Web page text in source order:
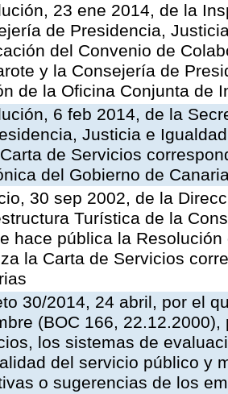
23 ene 2014, de la
de Presidencia,
del Convenio de
y la Consejería de
de la Oficina Conjunta de
6 feb 2014, de la
Justicia e
de Servicios
del Gobierno de
30 sep 2002, de la
Turística de la
hace pública la
la Carta de Servicios
30/2014, 24 abril, por el
(BOC 166,
los sistemas de
del servicio público y
o sugerencias de los